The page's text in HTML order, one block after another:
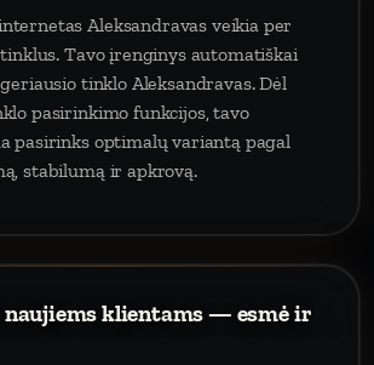
Aleksandravas veikia per
Tavo įrenginys automatiškai
tinklo Aleksandravas. Dėl
pasirinkimo funkcijos, tavo
pasirinks optimalų variantą pagal
stabilumą ir apkrovą.
klientams — esmė ir